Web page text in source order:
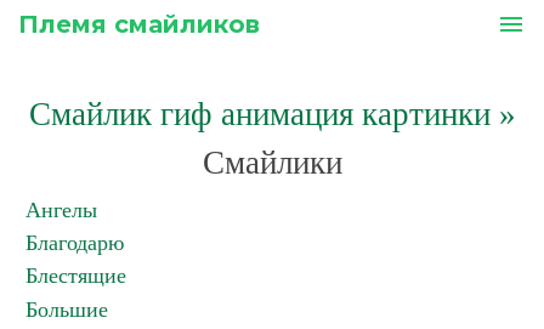
Племя смайликов menu
Смайлик гиф анимация картинки»
Смайлики
Ангелы
Благодарю
Блестящие
Большие